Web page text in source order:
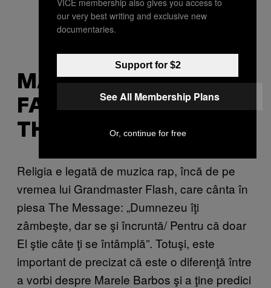
MAKING JESUS
FAMOUS: LIFE BEHIND
THE JESUS MUZIK
Religia e legată de muzica rap, încă de pe
vremea lui Grandmaster Flash, care cânta în
piesa The Message: „Dumnezeu îţi
zâmbeşte, dar se şi încruntă/ Pentru că doar
El ştie câte ţi se întâmplă”. Totuşi, este
important de precizat că este o diferenţă între
a vorbi despre Marele Barbos şi a ţine predici
our very best writing and exclusive new
documentaries.
Support for $2
See All Membership Plans
Or, continue for free